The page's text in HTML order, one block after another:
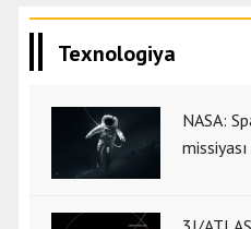
Texnologiya
NASA: